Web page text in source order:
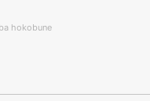
hokobune